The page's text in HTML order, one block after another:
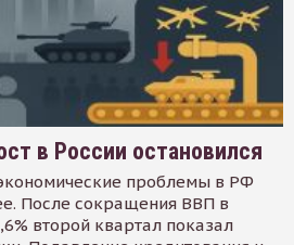
в России остановился
проблемы в РФ
После сокращения ВВП в
второй квартал показал